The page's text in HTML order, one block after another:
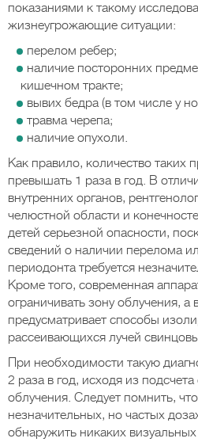
показаниями к такому
жизнеугрожающие ситуации:
перелом ребер;
наличие посторонних
кишечном тракте;
вывих бедра (в том числе у
травма черепа;
наличие опухоли.
Как правило, количество таких
превышать 1 раза в год. В
внутренних органов,
челюстной области и
детей серьезной опасности,
сведений о наличии перелома
периодонта требуется
Кроме того, современная
ограничивать зону облучения, а
предусматривает способы
рассеивающихся лучей
При необходимости такую
2 раза в год, исходя из
облучения. Следует помнить,
незначительных, но частых
обнаружить никаких